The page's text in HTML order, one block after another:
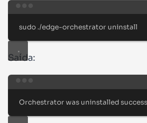
sudo ./edge-orchestrator uninstall
Saída:
Orchestrator was uninstalled